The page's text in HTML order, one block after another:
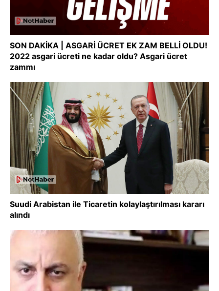
SON DAKİKA | ASGARİ ÜCRET EK ZAM BELLİ OLDU!
2022 asgari ücreti ne kadar oldu? Asgari ücret
zammı
Suudi Arabistan ile Ticaretin kolaylaştırılması kararı
alındı